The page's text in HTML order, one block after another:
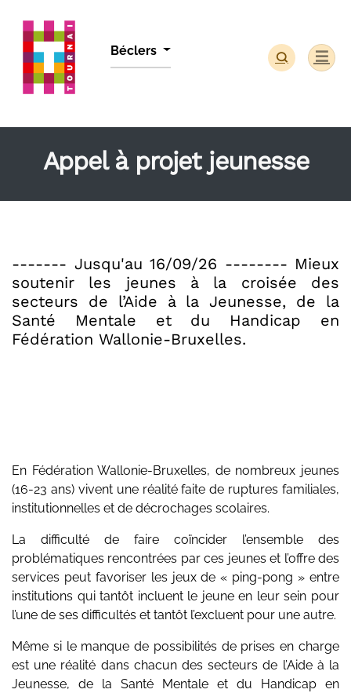
Béclers
Appel à projet jeunesse
------- Jusqu'au 16/09/26 -------- Mieux
soutenir les jeunes à la croisée des
secteurs de l’Aide à la Jeunesse, de la
Santé Mentale et du Handicap en
Fédération Wallonie-Bruxelles.
En Fédération Wallonie-Bruxelles, de nombreux jeunes
(16-23 ans) vivent une réalité faite de ruptures familiales,
institutionnelles et de décrochages scolaires.
La difficulté de faire coïncider l’ensemble des
problématiques rencontrées par ces jeunes et l’offre des
services peut favoriser les jeux de « ping-pong » entre
institutions qui tantôt incluent le jeune en leur sein pour
l’une de ses difficultés et tantôt l’excluent pour une autre.
Même si le manque de possibilités de prises en charge
est une réalité dans chacun des secteurs de l’Aide à la
Jeunesse, de la Santé Mentale et du Handicap en